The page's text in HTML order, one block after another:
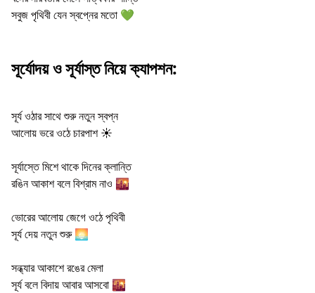
সবুজ পৃথিবী যেন স্বপ্নের মতো 💚
সূর্যোদয় ও সূর্যাস্ত নিয়ে ক্যাপশন:
সূর্য ওঠার সাথে শুরু নতুন স্বপ্ন
আলোয় ভরে ওঠে চারপাশ ☀️
সূর্যাস্তে মিশে থাকে দিনের ক্লান্তি
রঙিন আকাশ বলে বিশ্রাম নাও 🌇
ভোরের আলোয় জেগে ওঠে পৃথিবী
সূর্য দেয় নতুন শুরু 🌅
সন্ধ্যার আকাশে রঙের মেলা
সূর্য বলে বিদায় আবার আসবো 🌇